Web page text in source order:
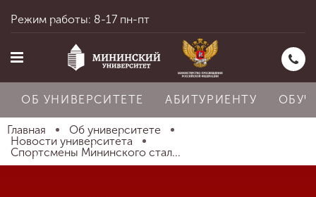
Главная
Режим работы: 8-17 пн-пт
ОБ УНИВЕРСИТЕТЕ АБИТУРИЕНТУ
Главная
Об университете
Новости университета
Спортсмены Мининского стал...